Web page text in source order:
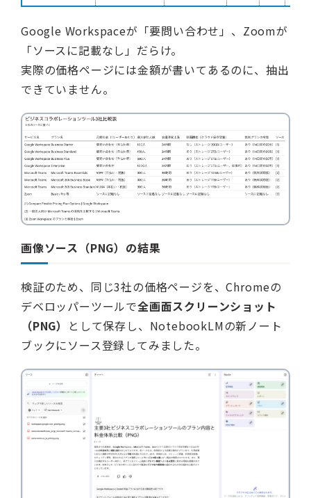
Google Workspaceが「要問い合わせ」、Zoomが
「ソースに記載なし」だらけ。
実際の価格ページには金額が書いてあるのに、抽出
できていません。
画像ソース（PNG）の結果
検証のため、同じ3社の価格ページを、Chromeの
デベロッパーツールで全画面スクリーンショット
（PNG）
として保存し、NotebookLMの新ノート
ブックにソース登録してみました。